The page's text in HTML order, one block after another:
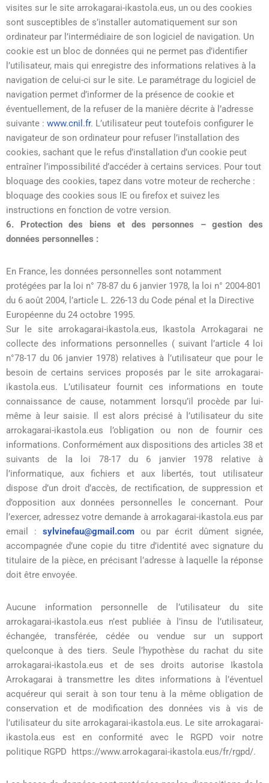
visites sur le site arrokagarai-ikastola.eus, un ou des cookies
sont susceptibles de s’installer automatiquement sur son
ordinateur par l’intermédiaire de son logiciel de navigation. Un
cookie est un bloc de données qui ne permet pas d’identifier
l’utilisateur, mais qui enregistre des informations relatives à la
navigation de celui-ci sur le site. Le paramétrage du logiciel de
navigation permet d’informer de la présence de cookie et
éventuellement, de la refuser de la manière décrite à l’adresse
suivante : www.cnil.fr. L’utilisateur peut toutefois configurer le
navigateur de son ordinateur pour refuser l’installation des
cookies, sachant que le refus d’installation d’un cookie peut
entraîner l’impossibilité d’accéder à certains services. Pour tout
bloquage des cookies, tapez dans votre moteur de recherche :
bloquage des cookies sous IE ou firefox et suivez les
instructions en fonction de votre version.
6. Protection des biens et des personnes – gestion des
données personnelles :
En France, les données personnelles sont notamment
protégées par la loi n° 78-87 du 6 janvier 1978, la loi n° 2004-801
du 6 août 2004, l’article L. 226-13 du Code pénal et la Directive
Européenne du 24 octobre 1995.
Sur le site arrokagarai-ikastola.eus, Ikastola Arrokagarai ne
collecte des informations personnelles ( suivant l’article 4 loi
n°78-17 du 06 janvier 1978) relatives à l’utilisateur que pour le
besoin de certains services proposés par le site arrokagarai-
ikastola.eus. L’utilisateur fournit ces informations en toute
connaissance de cause, notamment lorsqu’il procède par lui-
même à leur saisie. Il est alors précisé à l’utilisateur du site
arrokagarai-ikastola.eus l’obligation ou non de fournir ces
informations. Conformément aux dispositions des articles 38 et
suivants de la loi 78-17 du 6 janvier 1978 relative à
l’informatique, aux fichiers et aux libertés, tout utilisateur
dispose d’un droit d’accès, de rectification, de suppression et
d’opposition aux données personnelles le concernant. Pour
l’exercer, adressez votre demande à arrokagarai-ikastola.eus par
email : sylvinefau@gmail.comou par écrit dûment signée,
accompagnée d’une copie du titre d’identité avec signature du
titulaire de la pièce, en précisant l’adresse à laquelle la réponse
doit être envoyée.
Aucune information personnelle de l’utilisateur du site
arrokagarai-ikastola.eus n’est publiée à l’insu de l’utilisateur,
échangée, transférée, cédée ou vendue sur un support
quelconque à des tiers. Seule l’hypothèse du rachat du site
arrokagarai-ikastola.eus et de ses droits autorise Ikastola
Arrokagarai à transmettre les dites informations à l’éventuel
acquéreur qui serait à son tour tenu à la même obligation de
conservation et de modification des données vis à vis de
l’utilisateur du site arrokagarai-ikastola.eus. Le site arrokagarai-
ikastola.eus est en conformité avec le RGPD voir notre
politique RGPD https://www.arrokagarai-ikastola.eus/fr/rgpd/.